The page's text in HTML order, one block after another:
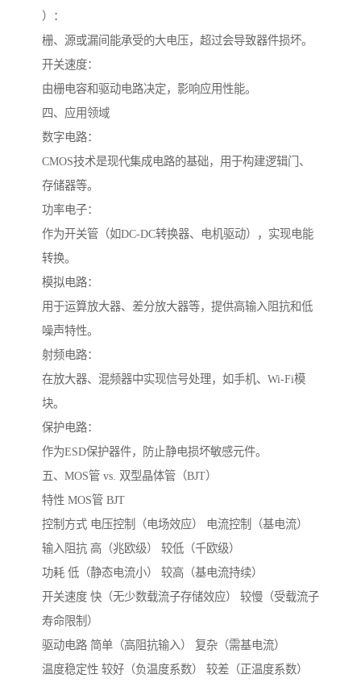
）：
栅、源或漏间能承受的大电压，超过会导致器件损坏。
开关速度：
由栅电容和驱动电路决定，影响应用性能。
四、应用领域
数字电路：
CMOS技术是现代集成电路的基础，用于构建逻辑门、
存储器等。
功率电子：
作为开关管（如DC-DC转换器、电机驱动），实现电能
转换。
模拟电路：
用于运算放大器、差分放大器等，提供高输入阻抗和低
噪声特性。
射频电路：
在放大器、混频器中实现信号处理，如手机、Wi-Fi模
块。
保护电路：
作为ESD保护器件，防止静电损坏敏感元件。
五、MOS管 vs. 双型晶体管（BJT）
特性 MOS管 BJT
控制方式 电压控制（电场效应） 电流控制（基电流）
输入阻抗 高（兆欧级） 较低（千欧级）
功耗 低（静态电流小） 较高（基电流持续）
开关速度 快（无少数载流子存储效应） 较慢（受载流子
寿命限制）
驱动电路 简单（高阻抗输入） 复杂（需基电流）
温度稳定性 较好（负温度系数） 较差（正温度系数）